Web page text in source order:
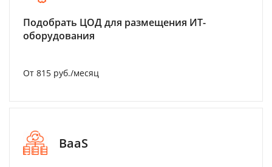
Подобрать ЦОД для размещения ИТ-
оборудования
От 815 руб./месяц
BaaS